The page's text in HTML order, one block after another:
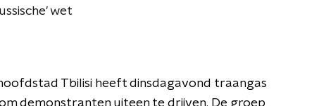
wet
Tbilisi heeft dinsdagavond traangas
demonstranten uiteen te drijven. De groep